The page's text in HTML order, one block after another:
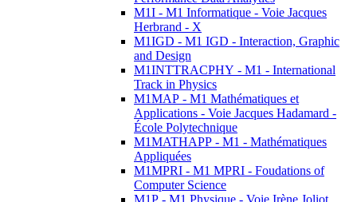
M1I - M1 Informatique - Voie Jacques
Herbrand - X
M1IGD - M1 IGD - Interaction, Graphic
and Design
M1INTTRACPHY - M1 - International
Track in Physics
M1MAP - M1 Mathématiques et
Applications - Voie Jacques Hadamard -
École Polytechnique
M1MATHAPP - M1 - Mathématiques
Appliquées
M1MPRI - M1 MPRI - Foudations of
Computer Science
M1P - M1 Physique - Voie Irène Joliot